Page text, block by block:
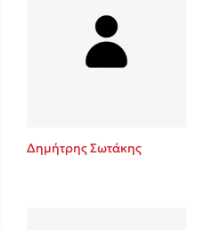
Δημήτρης Σωτάκης